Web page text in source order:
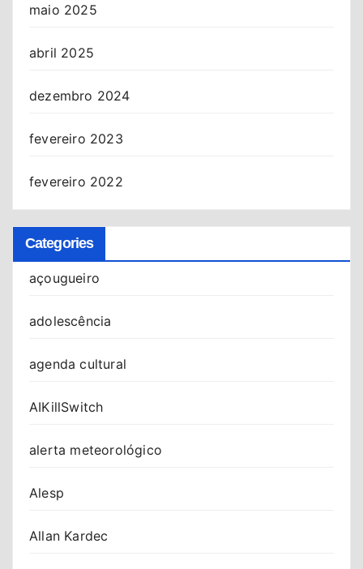
maio 2025
abril 2025
dezembro 2024
fevereiro 2023
fevereiro 2022
Categories
açougueiro
adolescência
agenda cultural
AIKillSwitch
alerta meteorológico
Alesp
Allan Kardec